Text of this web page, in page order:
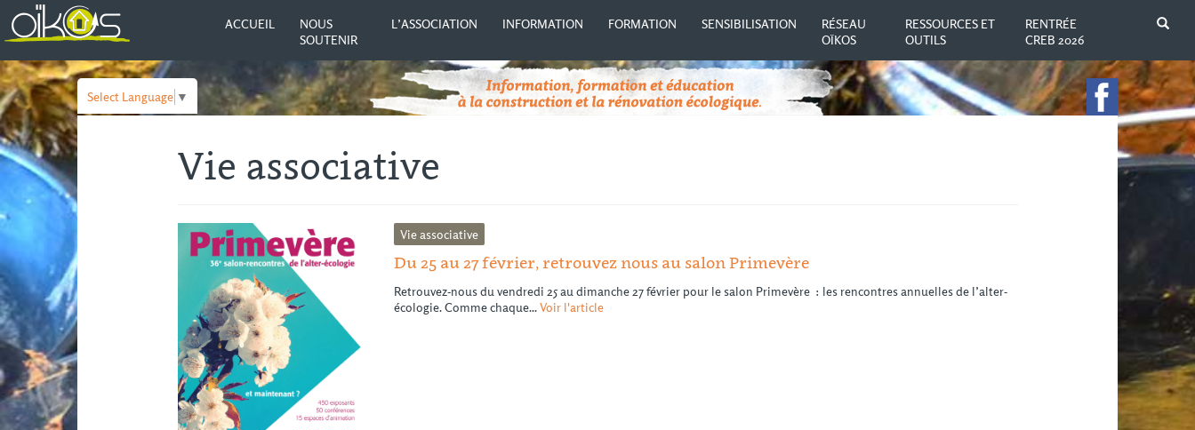
ACCUEIL
NOUS
SOUTENIR
L’ASSOCIATION INFORMATION FORMATION SENSIBILISATION
RÉSEAU
OÏKOS
RESSOURCES ET
OUTILS
RENTRÉE
CREB 2026
Select Language ▼
Vie associative
Vie associative
Du 25 au 27 février, retrouvez nous au salon Primevère
Retrouvez-nous du vendredi 25 au dimanche 27 février pour le salon Primevère : les rencontres annuelles de l’alter-
écologie. Comme chaque...Voir l'article